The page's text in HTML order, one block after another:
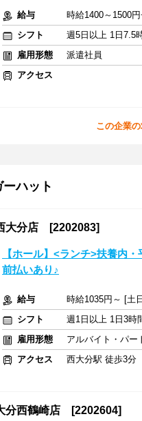
給与
時給1400～1500
シフト
週5日以上 1日7.5
雇用形態
派遣社員
アクセス
この企業
ハット
大分店 [2202083]
【ホール】<ランチ>扶養内
前払いあり♪
給与
時給1035円～ [土
シフト
週1日以上 1日3時
雇用形態
アルバイト・パー
アクセス
西大分駅 徒歩3分
分西鶴崎店 [2202604]